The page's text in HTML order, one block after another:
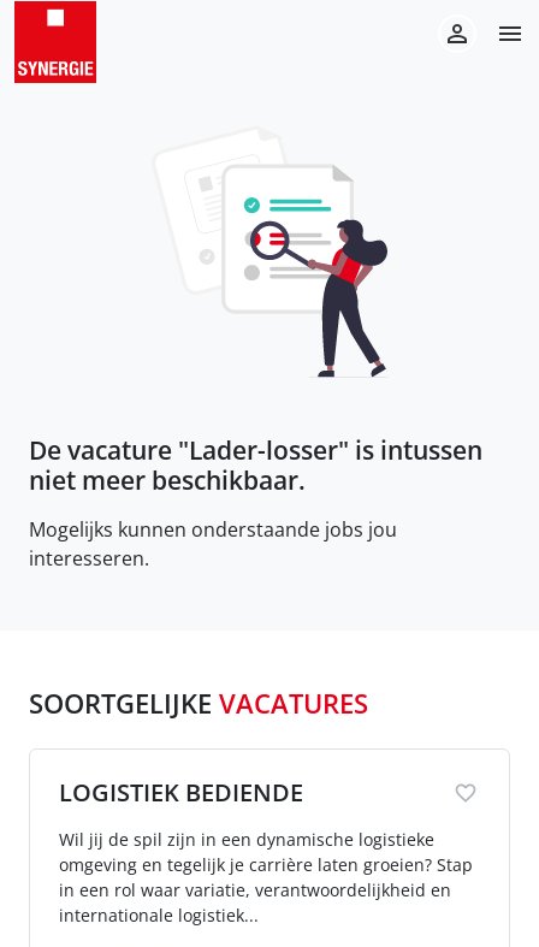
De vacature "Lader-losser" is intussen
niet meer beschikbaar.
Mogelijks kunnen onderstaande jobs jou
interesseren.
SOORTGELIJKE VACATURES
LOGISTIEK BEDIENDE
Wil jij de spil zijn in een dynamische logistieke
omgeving en tegelijk je carrière laten groeien? Stap
in een rol waar variatie, verantwoordelijkheid en
internationale logistiek...